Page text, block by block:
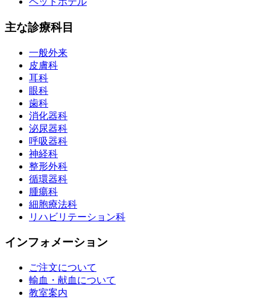
主な診療科目
一般外来
皮膚科
耳科
眼科
歯科
消化器科
泌尿器科
呼吸器科
神経科
整形外科
循環器科
腫瘍科
細胞療法科
リハビリテーション科
インフォメーション
ご注文について
輸血・献血について
教室案内